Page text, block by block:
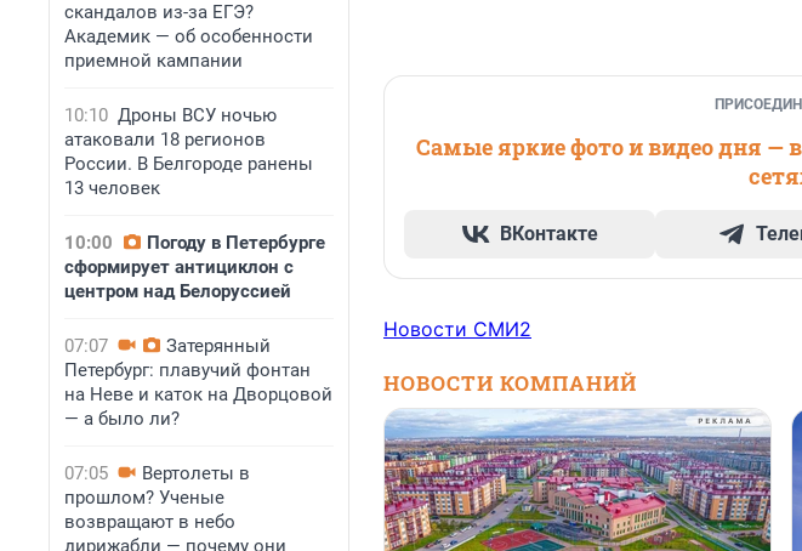
скандалов из-за ЕГЭ?
Академик — об особенности
приемной кампании
10:10 Дроны ВСУ ночью
атаковали 18 регионов
России. В Белгороде ранены
13 человек
10:00
Погоду в Петербурге
сформирует антициклон с
центром над Белоруссией
07:07
Затерянный
Петербург: плавучий фонтан
на Неве и каток на Дворцовой
— а было ли?
07:05
Вертолеты в
прошлом? Ученые
возвращают в небо
дирижабли — почему они
Самые яркие фото и видео дня —
ВКонтакте
Новости СМИ2
НОВОСТИ КОМПАНИЙ